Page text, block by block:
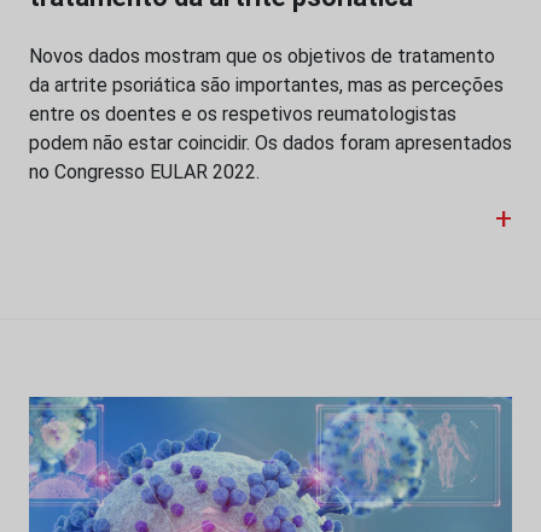
Novos dados mostram que os objetivos de tratamento
da artrite psoriática são importantes, mas as perceções
entre os doentes e os respetivos reumatologistas
podem não estar coincidir. Os dados foram apresentados
no Congresso EULAR 2022.
+